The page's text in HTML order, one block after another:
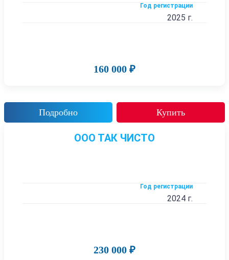
Год регистрации
2025 г.
160 000 ₽
Подробно Купить
ООО ТАК ЧИСТО
Год регистрации
2024 г.
230 000 ₽